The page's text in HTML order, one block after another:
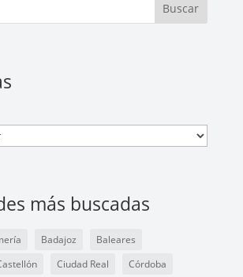
Buscar
más buscadas
Badajoz
Baleares
Ciudad Real Córdoba